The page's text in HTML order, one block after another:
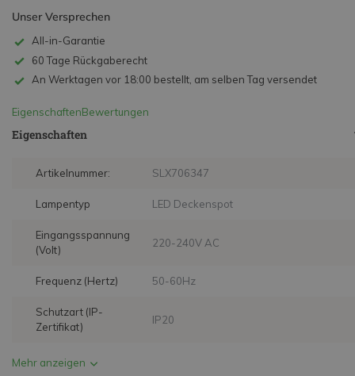
Unser Versprechen
All-in-Garantie
60 Tage Rückgaberecht
An Werktagen vor 18:00 bestellt, am selben Tag versendet
EigenschaftenBewertungen
Eigenschaften
Artikelnummer: SLX706347
Lampentyp LED Deckenspot
Eingangsspannung
(Volt)
220-240V AC
Frequenz (Hertz) 50-60Hz
Schutzart (IP-
Zertifikat)
IP20
Mehr anzeigen